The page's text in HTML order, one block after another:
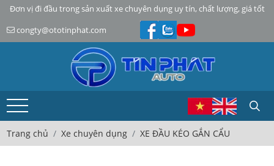
Đơn vị đi đầu trong sản xuất xe chuyên dụng uy tín, chất lượng, giá tốt
congty@ototinphat.com
Trang chủ Xe chuyên dụng XE ĐẦU KÉO GẮN CẨU